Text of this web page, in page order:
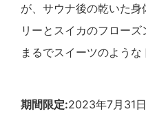
が、サウナ後の乾いた
リーとスイカのフローズ
まるでスイーツのような
期間限定:2023年7月31